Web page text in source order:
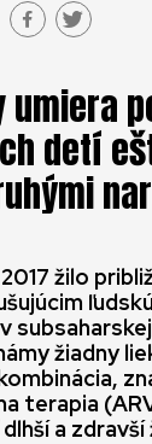
umiera
detí
žilo
žiadny
terapia
a